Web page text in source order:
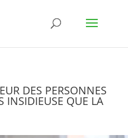
DES PERSONNES
INSIDIEUSE QUE LA